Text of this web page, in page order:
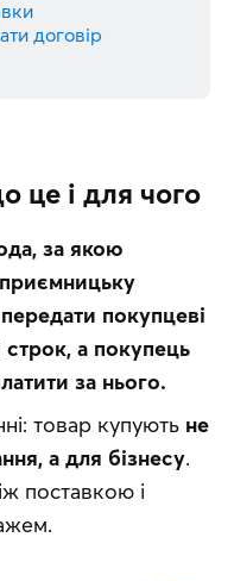
договір
це і для чого
за якою
передати покупцеві
строк, а покупець
за нього.
товар купують не
а для бізнесу.
поставкою і